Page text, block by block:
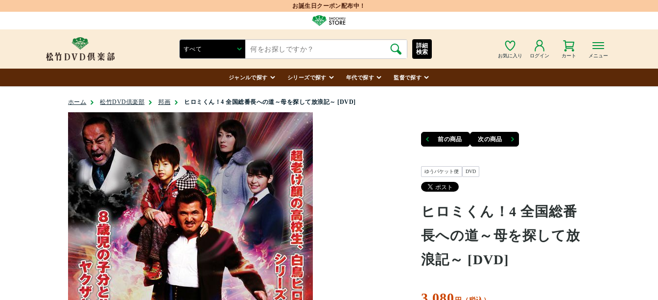
お誕生日クーポン配布中！
お気に入り ログイン カート メニュー
詳細
検索
ジャンルで探す シリーズで探す 年代で探す 監督で探す
ホーム 松竹DVD倶楽部 邦画 ヒロミくん！4 全国総番長への道～母を探して放浪記～ [DVD]
前の商品 次の商品
ゆうパケット便 DVD
ヒロミくん！4 全国総番
長への道～母を探して放
浪記～ [DVD]